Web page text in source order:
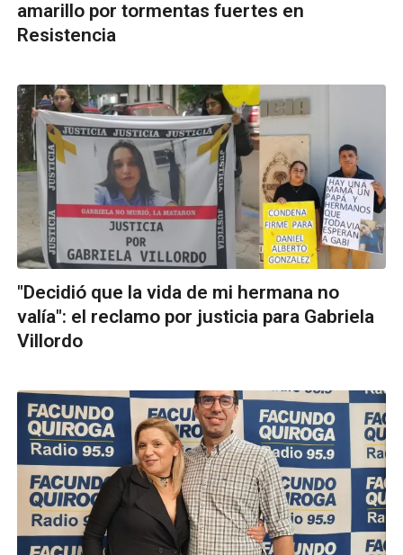
amarillo por tormentas fuertes en
Resistencia
"Decidió que la vida de mi hermana no
valía": el reclamo por justicia para Gabriela
Villordo